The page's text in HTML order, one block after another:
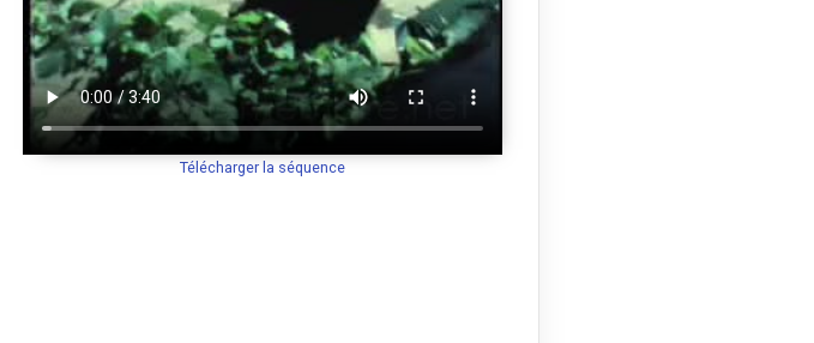
Télécharger la séquence